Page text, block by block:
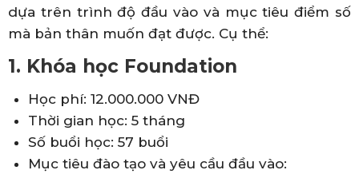
dựa trên trình độ đầu vào và mục tiêu điểm số
mà bản thân muốn đạt được. Cụ thể:
1. Khóa học Foundation
Học phí: 12.000.000 VNĐ
Thời gian học: 5 tháng
Số buổi học: 57 buổi
Mục tiêu đào tạo và yêu cầu đầu vào: